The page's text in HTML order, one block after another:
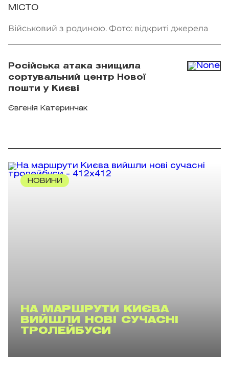
МІСТО
Військовий з родиною. Фото: відкриті джерела
Російська атака знищила
сортувальний центр Нової
пошти у Києві
Євгенія Катеринчак
НОВИНИ
НА МАРШРУТИ КИЄВА
ВИЙШЛИ НОВІ СУЧАСНІ
ТРОЛЕЙБУСИ